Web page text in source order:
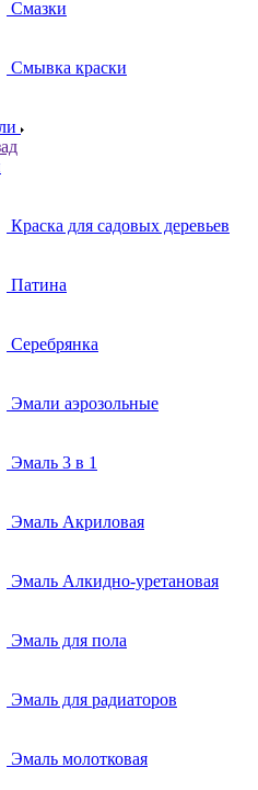
Смазки
Смывка краски
Краска для садовых деревьев
Патина
Серебрянка
Эмали аэрозольные
Эмаль 3 в 1
Эмаль Акриловая
Эмаль Алкидно-уретановая
Эмаль для пола
Эмаль для радиаторов
Эмаль молотковая